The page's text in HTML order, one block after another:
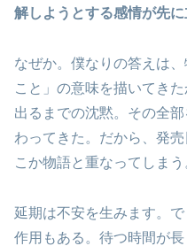
解しようとする感情が先
なぜか。僕なりの答えは
こと」の意味を描いてき
出るまでの沈黙。その全
わってきた。だから、発
こか物語と重なってしまう
延期は不安を生みます。で
作用もある。待つ時間が